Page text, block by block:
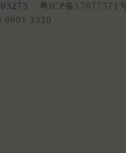
粤ICP备17077571号
0901 3320